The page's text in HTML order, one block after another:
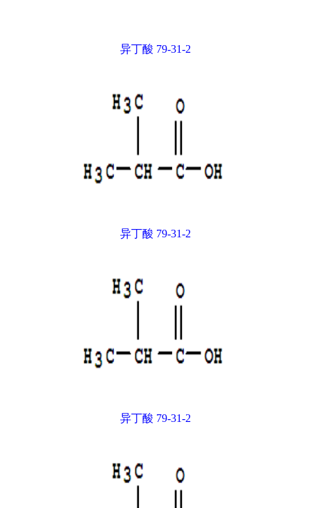
异丁酸 79-31-2
异丁酸 79-31-2
异丁酸 79-31-2